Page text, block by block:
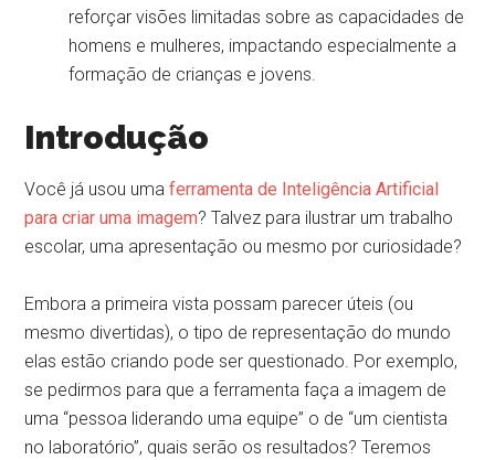
reforçar visões limitadas sobre as capacidades de
homens e mulheres, impactando especialmente a
formação de crianças e jovens.
Introdução
Você já usou umaferramenta de Inteligência Artificial
para criar uma imagem? Talvez para ilustrar um trabalho
escolar, uma apresentação ou mesmo por curiosidade?
Embora a primeira vista possam parecer úteis (ou
mesmo divertidas), o tipo de representação do mundo
elas estão criando pode ser questionado. Por exemplo,
se pedirmos para que a ferramenta faça a imagem de
uma “pessoa liderando uma equipe” o de “um cientista
no laboratório”, quais serão os resultados? Teremos